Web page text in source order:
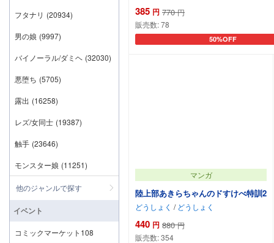
385 円 770 円
販売数:78
50%OFF
カートに追加
マンガ
陸上部あきらちゃんのドすけべ特訓2
どうしょく / どうしょく
440 円 880 円
販売数:354
フタナリ (20934)
男の娘 (9997)
バイノーラル/ダミヘ (32030)
悪堕ち (5705)
露出 (16258)
レズ/女同士 (19387)
触手 (23646)
モンスター娘 (11251)
他のジャンルで探す
イベント
コミックマーケット108